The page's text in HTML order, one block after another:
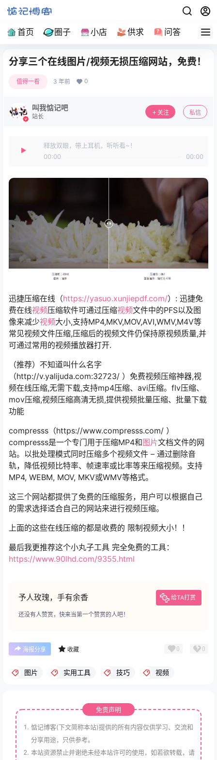
首页 圈子 小店 供求 问答 导航
分享三个在线图片/视频无损压缩网站，免费！
值得一看 3 年前 0
叫我惦记吧
站长
关注 私信
释放双眼，带上耳机，听听看~！
00:00
00:00
迅捷压缩在线（https://yasuo.xunjiepdf.com/）: 迅捷免
费在线视频压缩软件可通过压缩视频文件中的PFS以及图
像来减少视频大小,支持MP4,MKV,MOV,AVI,WMV,M4V等
常见视频文件压缩,压缩后的视频文件仍保持原视频质量,并
可通过常用的视频播放器打开.
（推荐）不知道叫什么名字
（http://v.yalijuda.com:32723/ ）免费视频压缩神器,视
频在线压缩,无需下载,支持mp4压缩、avi压缩。flv压缩、
mov压缩,视频压缩高清无损,提供视频批量压缩、批量下载
功能
compresss（https://www.compresss.com/ ）
compresss是一个专门用于压缩MP4和图片文档文件的网
站。以批处理模式同时压缩多个视频文件 – 通过删除音
轨，降低视频比特率、帧速率或比率等来压缩视频。支持
MP4, WEBM, MOV, MKV或WMV等格式。
这三个网站都提供了免费的压缩服务，用户可以根据自己
的需求选择适合自己的网站来进行视频压缩。
上面的这些在线压缩的都是收费的 限制视频大小！！
最后我更推荐这个小丸子工具 完全免费的工具：
https://www.90lhd.com/9355.html
予人玫瑰，手有余香 给TA打赏
还没有人赞赏，快来当第一个赞赏的人吧！
海报分享 收藏 0 0
图片 实用工具 技巧 视频
免责声明
惦记博客(下文简称本站)提供的所有内容仅供学习、交流和
分享用途，只供参考。
本站资源禁止并谢绝未经本站许可的使用，如若欲转载，请